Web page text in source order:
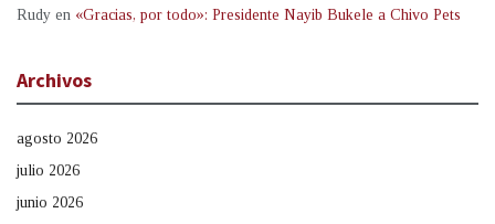
Rudy en «Gracias, por todo»: Presidente Nayib Bukele a Chivo Pets
Archivos
agosto 2026
julio 2026
junio 2026